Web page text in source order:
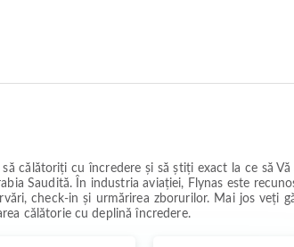
călătoriți cu încredere și să știți exact la ce să Vă
Saudită. În industria aviației, Flynas este
check-in și urmărirea zborurilor. Mai jos veți
călătorie cu deplină încredere.